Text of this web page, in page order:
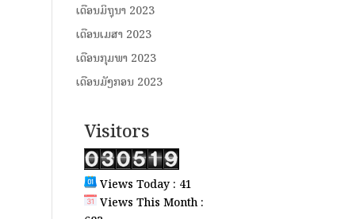
ເດືອນມິຖຸນາ 2023
ເດືອນເມສາ 2023
ເດືອນກຸມພາ 2023
ເດືອນມັງກອນ 2023
Visitors
Views Today : 41
Views This Month :